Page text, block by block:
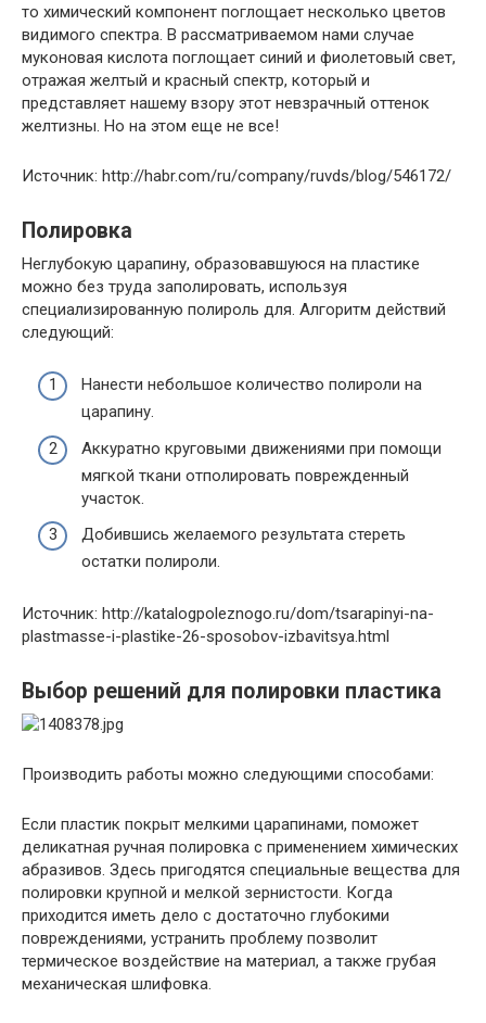
то химический компонент поглощает несколько цветов
видимого спектра. В рассматриваемом нами случае
муконовая кислота поглощает синий и фиолетовый свет,
отражая желтый и красный спектр, который и
представляет нашему взору этот невзрачный оттенок
желтизны. Но на этом еще не все!
Источник: http://habr.com/ru/company/ruvds/blog/546172/
Полировка
Неглубокую царапину, образовавшуюся на пластике
можно без труда заполировать, используя
специализированную полироль для. Алгоритм действий
следующий:
Нанести небольшое количество полироли на
царапину.
Аккуратно круговыми движениями при помощи
мягкой ткани отполировать поврежденный
участок.
Добившись желаемого результата стереть
остатки полироли.
Источник: http://katalogpoleznogo.ru/dom/tsarapinyi-na-
plastmasse-i-plastike-26-sposobov-izbavitsya.html
Выбор решений для полировки пластика
Производить работы можно следующими способами:
Если пластик покрыт мелкими царапинами, поможет
деликатная ручная полировка с применением химических
абразивов. Здесь пригодятся специальные вещества для
полировки крупной и мелкой зернистости. Когда
приходится иметь дело с достаточно глубокими
повреждениями, устранить проблему позволит
термическое воздействие на материал, а также грубая
механическая шлифовка.